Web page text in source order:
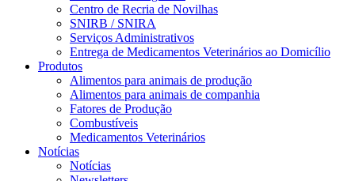
Centro de Recria de Novilhas
SNIRB / SNIRA
Serviços Administrativos
Entrega de Medicamentos Veterinários ao Domicílio
Produtos
Alimentos para animais de produção
Alimentos para animais de companhia
Fatores de Produção
Combustíveis
Medicamentos Veterinários
Notícias
Notícias